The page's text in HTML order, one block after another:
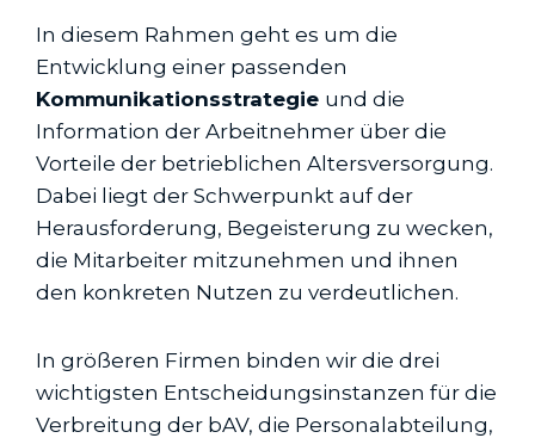
In diesem Rahmen geht es um die
Entwicklung einer passenden
Kommunikationsstrategie und die
Information der Arbeitnehmer über die
Vorteile der betrieblichen Altersversorgung.
Dabei liegt der Schwerpunkt auf der
Herausforderung, Begeisterung zu wecken,
die Mitarbeiter mitzunehmen und ihnen
den konkreten Nutzen zu verdeutlichen.
In größeren Firmen binden wir die drei
wichtigsten Entscheidungsinstanzen für die
Verbreitung der bAV, die Personalabteilung,